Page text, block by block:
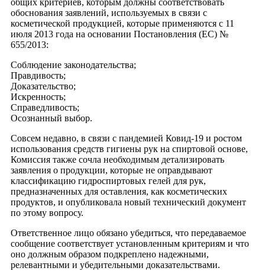
общих критериев, которым должны соответствовать
обоснования заявлений, используемых в связи с
косметической продукцией, которые применяются с 11
июля 2013 года на основании Постановления (ЕС) №
655/2013:
Соблюдение законодательства;
Правдивость;
Доказательство;
Искренность;
Справедливость;
Осознанный выбор.
Совсем недавно, в связи с пандемией Ковид-19 и ростом
использования средств гигиены рук на спиртовой основе,
Комиссия также сочла необходимым детализировать
заявления о продукции, которые не оправдывают
классификацию гидроспиртовых гелей для рук,
предназначенных для оставления, как косметических
продуктов, и опубликовала новый технический документ
по этому вопросу.
Ответственное лицо обязано убедиться, что передаваемое
сообщение соответствует установленным критериям и что
оно должным образом подкреплено надежными,
релевантными и убедительными доказательствами.